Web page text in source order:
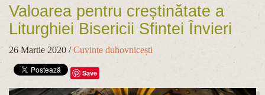
Valoarea pentru creștinătate a
Liturghiei Bisericii Sfintei Învieri
26 Martie 2020 /Cuvinte duhovnicești
Save